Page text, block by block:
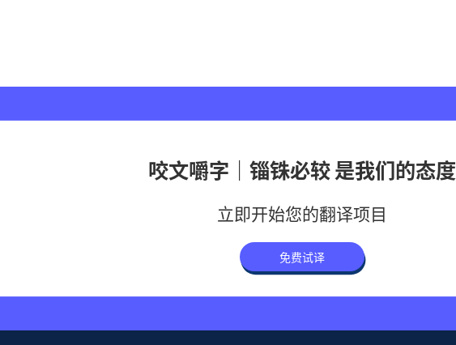
咬文嚼字｜锱铢必较 是我们的态度
立即开始您的翻译项目
免费试译